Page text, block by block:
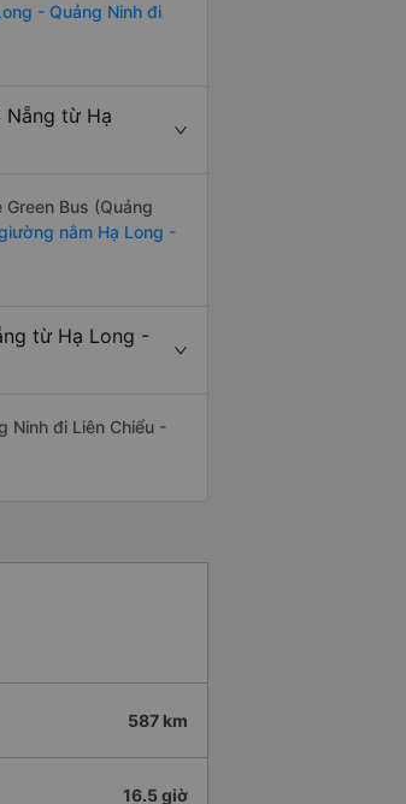
- Quảng Ninh đi
Nẵng từ Hạ
Bus (Quảng
nằm Hạ Long -
từ Hạ Long -
Ninh đi Liên Chiểu -
587 km
16.5 giờ